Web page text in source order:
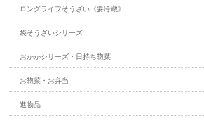
ロングライフそうざい《要冷蔵》
袋そうざいシリーズ
おかかシリーズ・日持ち惣菜
お惣菜・お弁当
進物品